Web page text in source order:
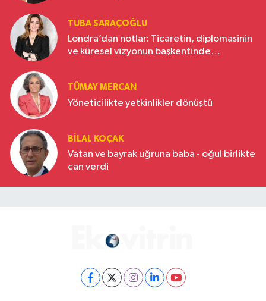
TUBA SARAÇOĞLU
Londra’dan notlar: Ticaretin, diplomasinin
ve küresel vizyonun başkentinde
TÜMAY MERCAN
Yöneticilikte yetkinlikler dönüştü
BILAL KOÇAK
Vatan ve bayrak uğruna baba - oğul birlikte
can verdi